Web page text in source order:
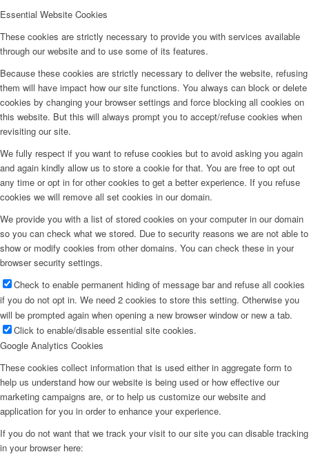
Essential Website Cookies
These cookies are strictly necessary to provide you with services available
through our website and to use some of its features.
Because these cookies are strictly necessary to deliver the website, refusing
them will have impact how our site functions. You always can block or delete
cookies by changing your browser settings and force blocking all cookies on
this website. But this will always prompt you to accept/refuse cookies when
revisiting our site.
We fully respect if you want to refuse cookies but to avoid asking you again
and again kindly allow us to store a cookie for that. You are free to opt out
any time or opt in for other cookies to get a better experience. If you refuse
cookies we will remove all set cookies in our domain.
We provide you with a list of stored cookies on your computer in our domain
so you can check what we stored. Due to security reasons we are not able to
show or modify cookies from other domains. You can check these in your
browser security settings.
Check to enable permanent hiding of message bar and refuse all cookies
if you do not opt in. We need 2 cookies to store this setting. Otherwise you
will be prompted again when opening a new browser window or new a tab.
Click to enable/disable essential site cookies.
Google Analytics Cookies
These cookies collect information that is used either in aggregate form to
help us understand how our website is being used or how effective our
marketing campaigns are, or to help us customize our website and
application for you in order to enhance your experience.
If you do not want that we track your visit to our site you can disable tracking
in your browser here: